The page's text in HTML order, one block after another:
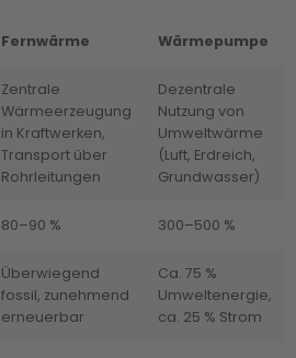
Fernwärme Wärmepumpe
Zentrale
Wärmeerzeugung
in Kraftwerken,
Transport über
Rohrleitungen
Dezentrale
Nutzung von
Umweltwärme
(Luft, Erdreich,
Grundwasser)
80–90 % 300–500 %
Überwiegend
fossil, zunehmend
erneuerbar
Ca. 75 %
Umweltenergie,
ca. 25 % Strom